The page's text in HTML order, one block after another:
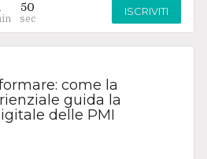
49 ISCRIVITI
come la
guida la
delle PMI